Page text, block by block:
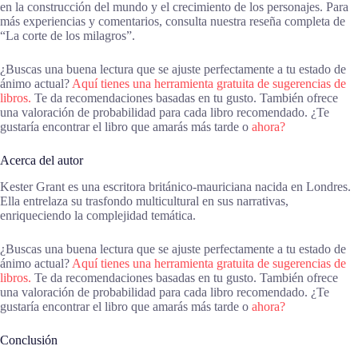
en la construcción del mundo y el crecimiento de los personajes. Para
más experiencias y comentarios, consulta nuestra reseña completa de
“La corte de los milagros”.
¿Buscas una buena lectura que se ajuste perfectamente a tu estado de
ánimo actual? Aquí tienes una herramienta gratuita de sugerencias de
libros. Te da recomendaciones basadas en tu gusto. También ofrece
una valoración de probabilidad para cada libro recomendado. ¿Te
gustaría encontrar el libro que amarás más tarde o ahora?
Acerca del autor
Kester Grant es una escritora británico-mauriciana nacida en Londres.
Ella entrelaza su trasfondo multicultural en sus narrativas,
enriqueciendo la complejidad temática.
¿Buscas una buena lectura que se ajuste perfectamente a tu estado de
ánimo actual? Aquí tienes una herramienta gratuita de sugerencias de
libros. Te da recomendaciones basadas en tu gusto. También ofrece
una valoración de probabilidad para cada libro recomendado. ¿Te
gustaría encontrar el libro que amarás más tarde o ahora?
Conclusión